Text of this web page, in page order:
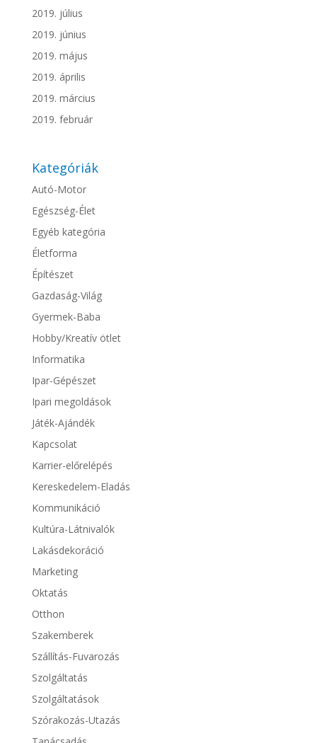
2019. július
2019. június
2019. május
2019. április
2019. március
2019. február
Kategóriák
Autó-Motor
Egészség-Élet
Egyéb kategória
Életforma
Építészet
Gazdaság-Világ
Gyermek-Baba
Hobby/Kreatív ötlet
Informatika
Ipar-Gépészet
Ipari megoldások
Játék-Ajándék
Kapcsolat
Karrier-előrelépés
Kereskedelem-Eladás
Kommunikáció
Kultúra-Látnivalók
Lakásdekoráció
Marketing
Oktatás
Otthon
Szakemberek
Szállítás-Fuvarozás
Szolgáltatás
Szolgáltatások
Szórakozás-Utazás